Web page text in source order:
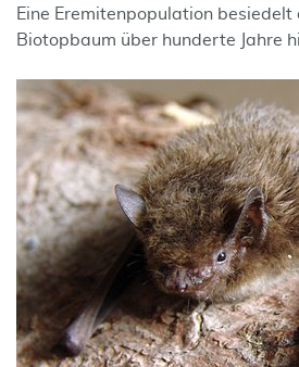
Eine Eremitenpopulation besiedelt
Biotopbaum über hunderte Jahre